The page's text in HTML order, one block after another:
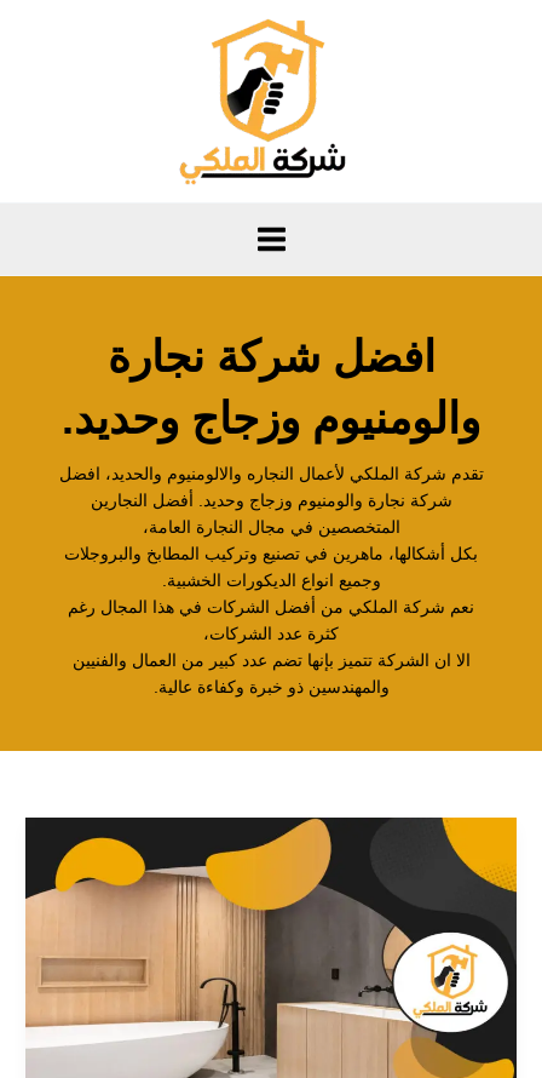
افضل شركة نجارة
والومنيوم وزجاج وحديد.
تقدم شركة الملكي لأعمال النجاره والالومنيوم والحديد، افضل
شركة نجارة والومنيوم وزجاج وحديد. أفضل النجارين
المتخصصين في مجال النجارة العامة،
بكل أشكالها، ماهرين في تصنيع وتركيب المطابخ والبروجلات
وجميع انواع الديكورات الخشبية.
نعم شركة الملكي من أفضل الشركات في هذا المجال رغم
كثرة عدد الشركات،
الا ان الشركة تتميز بإنها تضم عدد كبير من العمال والفنيين
والمهندسين ذو خبرة وكفاءة عالية.